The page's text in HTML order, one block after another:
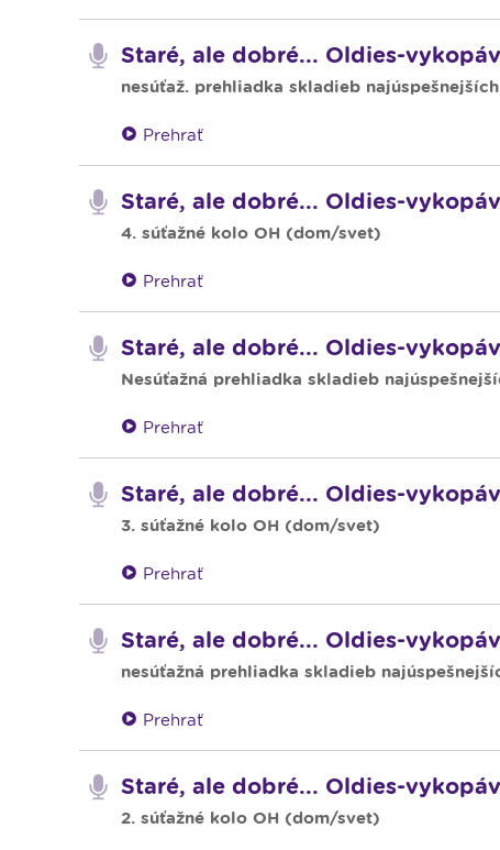
Staré, ale dobré... Oldies-
nesúťaž. prehliadka skladieb
Prehrať
Staré, ale dobré... Oldies-
4. súťažné kolo OH (dom/svet)
Prehrať
Staré, ale dobré... Oldies-
Nesúťažná prehliadka skladieb
Prehrať
Staré, ale dobré... Oldies-
3. súťažné kolo OH (dom/svet)
Prehrať
Staré, ale dobré... Oldies-
nesúťažná prehliadka skladieb
Prehrať
Staré, ale dobré... Oldies-
2. súťažné kolo OH (dom/svet)